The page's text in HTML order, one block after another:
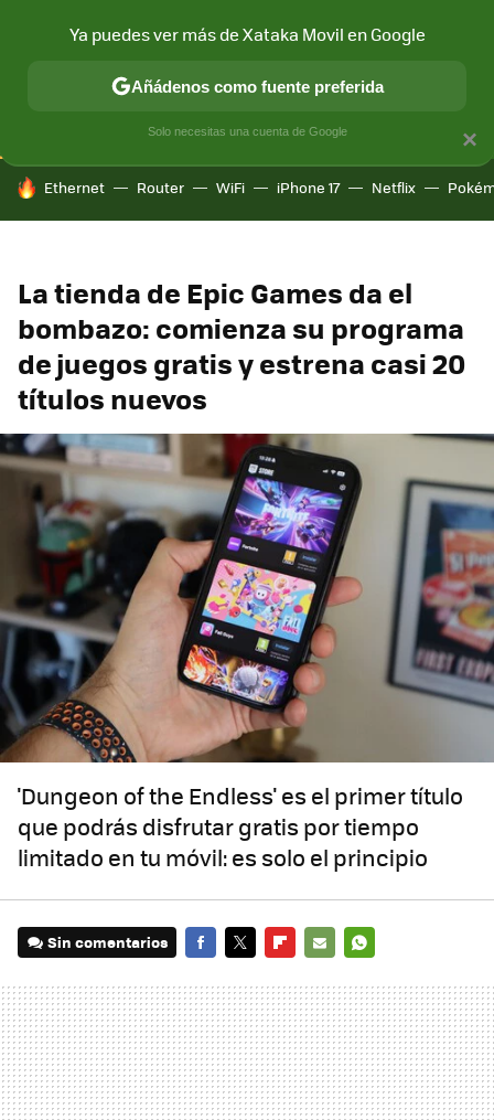
CONECTIVIDAD MÓVIL Y SOCIEDAD APLICACIONES
HOY SE HABLA DE
Ethernet Router WiFi iPhone 17 Netflix
La tienda de Epic Games da el
bombazo: comienza su programa
de juegos gratis y estrena casi 20
títulos nuevos
'Dungeon of the Endless' es el primer título
que podrás disfrutar gratis por tiempo
limitado en tu móvil: es solo el principio
Sin comentarios
MAIL
×
Ya puedes ver más de Xataka Movil en Google
Añádenos como fuente preferida
Solo necesitas una cuenta de Google